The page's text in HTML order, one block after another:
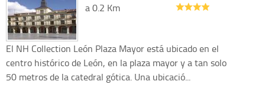
a 0.2 Km
El NH Collection León Plaza Mayor está ubicado en el
centro histórico de León, en la plaza mayor y a tan solo
50 metros de la catedral gótica. Una ubicació...